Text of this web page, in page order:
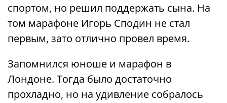
спортом, но решил поддержать сына. На
том марафоне Игорь Сподин не стал
первым, зато отлично провел время.
Запомнился юноше и марафон в
Лондоне. Тогда было достаточно
прохладно, но на удивление собралось